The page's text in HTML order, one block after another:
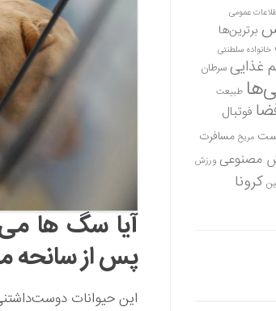
آیا سگ ها
پس از سانحه
این حیوانات
عمومی
برترین‌ها
خانواده سلطنتی
غذاییسرطان
طبیعت
فوتبال
مریخ مسافرت
مصنوعی ورزش
کرونا